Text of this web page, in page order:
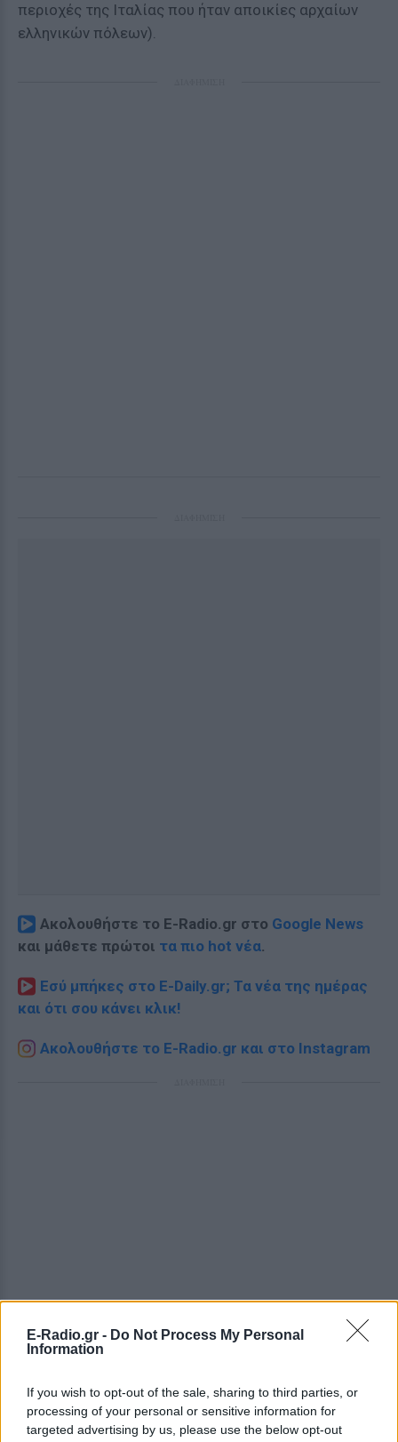
E-Radio.gr - Do Not Process My Personal
Information
If you wish to opt-out of the sale, sharing to third parties, or
processing of your personal or sensitive information for
targeted advertising by us, please use the below opt-out
περιοχές της Ιταλίας που ήταν αποικίες αρχαίων
ελληνικών πόλεων).
Ακολουθήστε το E-Radio.gr στο Google News
και μάθετε πρώτοι τα πιο hot νέα.
Εσύ μπήκες στο E-Daily.gr; Τα νέα της ημέρας
και ότι σου κάνει κλικ!
Ακολουθήστε το E-Radio.gr και στο Instagram